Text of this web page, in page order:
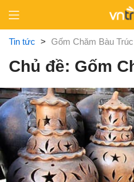
content
Tin tức > Gốm Chăm Bàu Trúc
Chủ đề: Gốm